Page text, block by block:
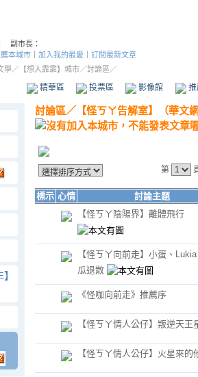
副市長：
本城市 加入我的最愛
訂閱最新文章
學／ 【想入霏霏】城市／討論區／
精華區 投票區 影像館
討論區／ 【怪ㄎㄚ告解室】（華文
第
標示 心情
討論主題
【怪ㄎㄚ陰陽界】離體飛行
【怪ㄎㄚ向前走】小蛋、
瓜退散
《怪咖向前走》推薦序
【怪ㄎㄚ情人公仔】叛逆天王
【怪ㄎㄚ情人公仔】火星來的